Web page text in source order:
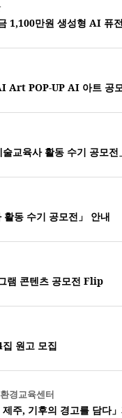
1,100만원 생성형 AI 퓨
Art POP-UP AI 아트 공
교육사 활동 수기 공모전
활동 수기 공모전」 안내
램 콘텐츠 공모전 Flip
원고 모집
경교육센터
주, 기후의 경고를 담다